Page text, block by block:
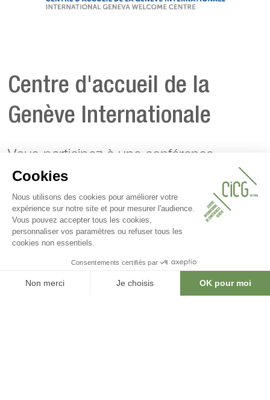
Centre d'accueil de la
Genève Internationale
Vous participez à une conférence
internationale et vous disposez de
moyens financiers restreints pour vous
loger à Genève? LeCAGI
peut accorder
un soutien afin de faciliter votre séjour et
en réduire le coût. Découvrez les
conditions d'attribution et de réservation